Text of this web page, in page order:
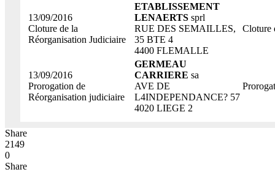
13/09/2016
Cloture de la
Réorganisation Judiciaire
ETABLISSEMENT
LENAERTS sprl
RUE DES SEMAILLES,
35 BTE 4
4400 FLEMALLE
Cloture
13/09/2016
Prorogation de
Réorganisation judiciaire
GERMEAU
CARRIERE sa
AVE DE
L4INDEPENDANCE? 57
4020 LIEGE 2
Share
2149
0
Share